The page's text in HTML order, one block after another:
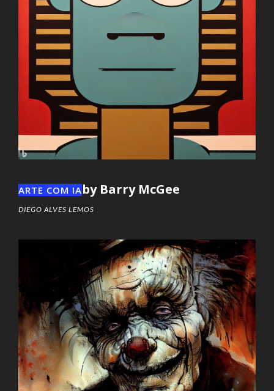
ARTE COM IAby Barry McGee
DIEGO ALVES LEMOS